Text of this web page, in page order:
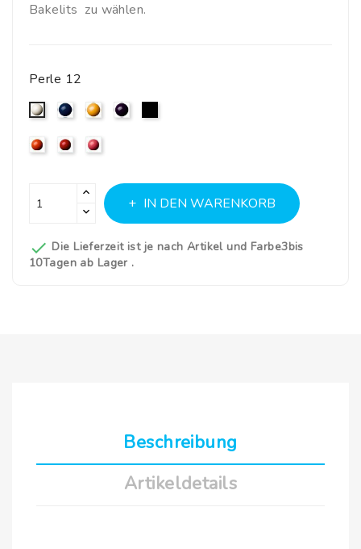
Bakelits zu wählen.
Perle 12
WhiteBlue GelbPurple
OrangeRot
IN DEN WARENKORB
 Die Lieferzeit ist je nach Artikel und Farbe3bis
10Tagen ab Lager .
Beschreibung
Artikeldetails